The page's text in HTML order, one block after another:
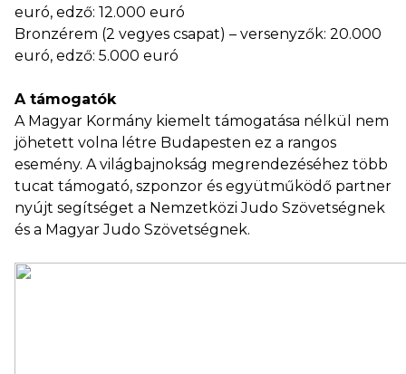
euró, edző: 12.000 euró
Bronzérem (2 vegyes csapat) – versenyzők: 20.000
euró, edző: 5.000 euró
A támogatók
A Magyar Kormány kiemelt támogatása nélkül nem
jöhetett volna létre Budapesten ez a rangos
esemény. A világbajnokság megrendezéséhez több
tucat támogató, szponzor és együtműködő partner
nyújt segítséget a Nemzetközi Judo Szövetségnek
és a Magyar Judo Szövetségnek.